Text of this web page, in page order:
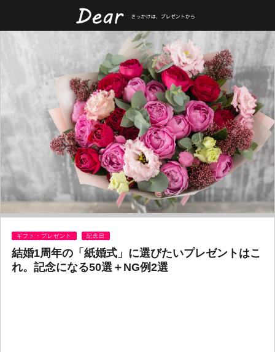
ギフト・プレゼント 記念日
結婚1周年の「紙婚式」に選びたいプレゼントはこ
れ。記念になる50選＋NG例2選